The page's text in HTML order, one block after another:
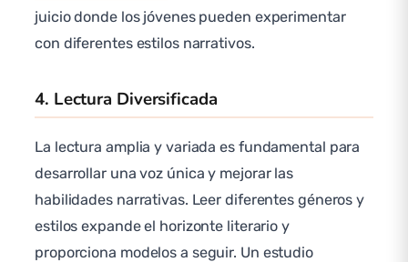
juicio donde los jóvenes pueden experimentar
con diferentes estilos narrativos.
4. Lectura Diversificada
La lectura amplia y variada es fundamental para
desarrollar una voz única y mejorar las
habilidades narrativas. Leer diferentes géneros y
estilos expande el horizonte literario y
proporciona modelos a seguir. Un estudio